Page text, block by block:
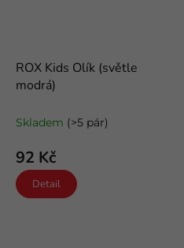
ROX Kids Olík (světle
modrá)
Skladem (>5 pár)
92 Kč
Detail